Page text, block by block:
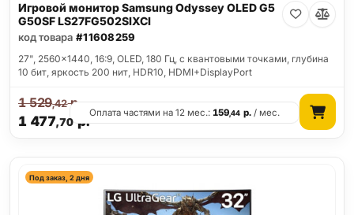
Игровой монитор Samsung Odyssey OLED G5
G50SF LS27FG502SIXCI
код товара #11608259
27", 2560x1440, 16:9, OLED, 180 Гц, c квантовыми точками, глубина
10 бит, яркость 200 нит, HDR10, HDMI+DisplayPort
1 477,70 р.
1 529,42р.
Оплата частями на 12 мес.:159,44 р./ мес.
Под заказ, 2 дня